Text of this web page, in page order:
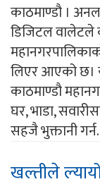
काठमाण्डौ ।
डिजिटल वालेटले
लिएर आएको छ।
काठमाण्डौ
घर, भाडा,
सहजै भुक्तानी
खल्तीले